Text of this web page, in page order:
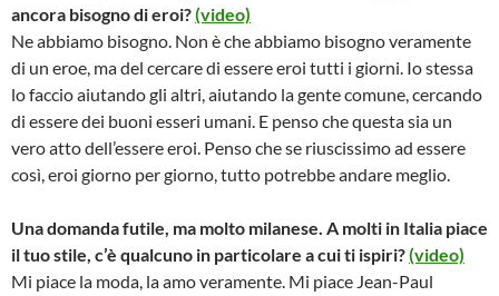
ancora bisogno di eroi?(video)
Ne abbiamo bisogno. Non è che abbiamo bisogno veramente
di un eroe, ma del cercare di essere eroi tutti i giorni. Io stessa
lo faccio aiutando gli altri, aiutando la gente comune, cercando
di essere dei buoni esseri umani. E penso che questa sia un
vero atto dell’essere eroi. Penso che se riuscissimo ad essere
così, eroi giorno per giorno, tutto potrebbe andare meglio.
Una domanda futile, ma molto milanese. A molti in Italia piace
il tuo stile, c’è qualcuno in particolare a cui ti ispiri?(video)
Mi piace la moda, la amo veramente. Mi piace Jean-Paul